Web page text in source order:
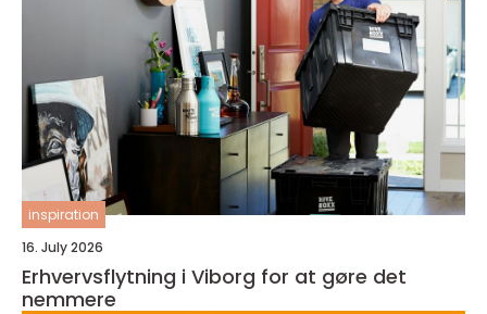
inspiration
16. July 2026
Erhvervsflytning i Viborg for at gøre det
nemmere